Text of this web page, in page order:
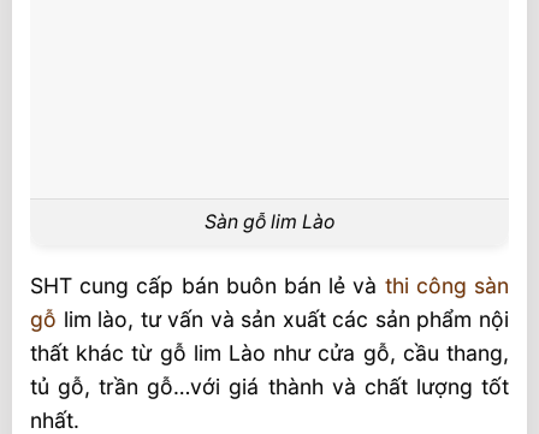
Sàn gỗ lim Lào
SHT cung cấp bán buôn bán lẻ và thi công sàn
gỗ lim lào, tư vấn và sản xuất các sản phẩm nội
thất khác từ gỗ lim Lào như cửa gỗ, cầu thang,
tủ gỗ, trần gỗ…với giá thành và chất lượng tốt
nhất.